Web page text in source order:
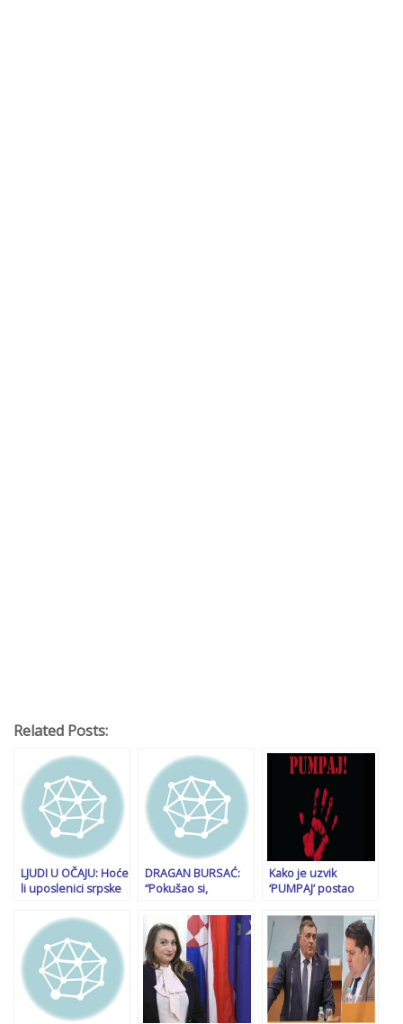
Related Posts:
LJUDI U OČAJU: Hoće
li uposlenici srpske
poslušati Dodika i
napustiti poslove u
državnim
institucijama
DRAGAN BURSAĆ:
“Pokušao si,
sve redom, ali na
kraju si preveslao
samo sebe”
Kako je uzvik
‘PUMPAJ’ postao
studentskih
protesta u Srbiji:
Sve je počelo u
kafani, uz pjesmu
Darka Lazića…